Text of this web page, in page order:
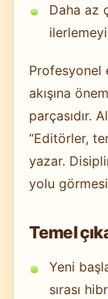
Daha az
Profesyonel
akışına
parçasıdır.
“Editörler,
yazar.
yolu
Temel
Yeni
sırası